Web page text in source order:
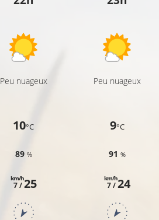
Peu nuageux
10°C
89 %
7 /
km/h25
Peu nuageux
9°C
91 %
7 /
km/h24